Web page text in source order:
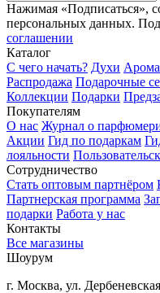
Нажимая «Подписаться»,
персональных данных.
соглашении
Каталог
С чего начать? Духи
Распродажа Подарочные
Коллекции Подарки
Покупателям
О нас Журнал о
Акции Гид по подаркам
лояльности
Сотрудничество
Стать оптовым партнёром
Партнерская программа
подарки Работа у нас
Контакты
Все магазины
Шоурум
г. Москва, ул.